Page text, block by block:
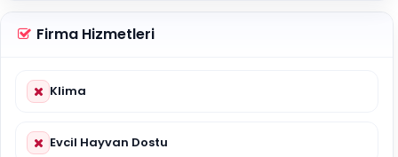
Firma Hizmetleri
Klima
Evcil Hayvan Dostu